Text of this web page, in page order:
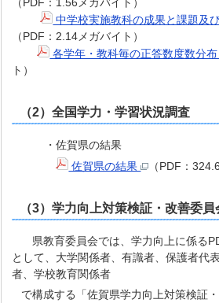
中学校実施教科の成果と課題及
（PDF：2.14メガバイト）
各学年・教科毎の正答数度数分
ト）
（2）全国学力・学習状況調査
・佐賀県の
佐賀県の結果
（PDF：
（3）学力向上対策検証・改善委
県教育委員会では、学力向上に係る
として、大学関係者、有識者、保護者代
者、学校教育関係者
で構成する「佐賀県学力向上対策検証